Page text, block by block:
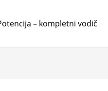
– kompletni vodič